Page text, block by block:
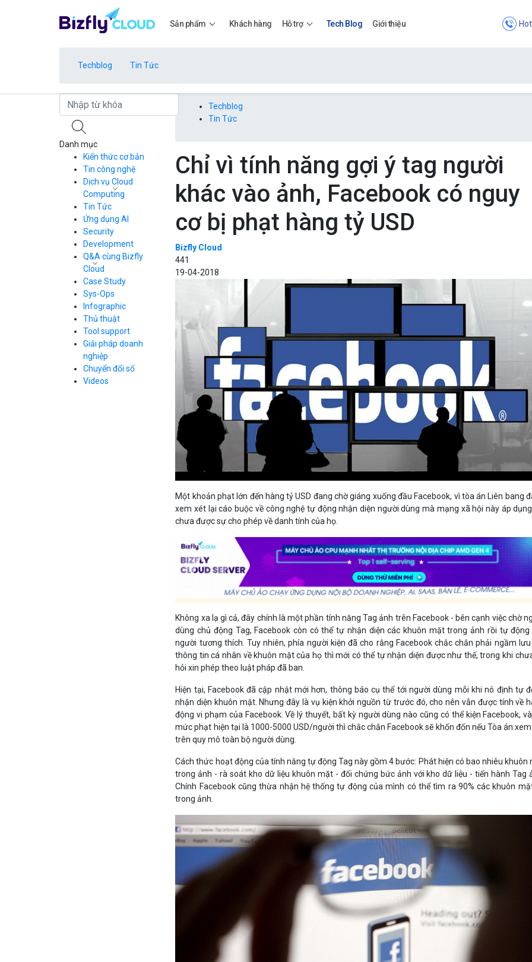
Sản phẩm
Bảng giá Apps
Bảng giá
Bảng giá Bảng giá
Bảng giá Bảng giá
Bảng giá
Bảng giá
Khách hàng Hỗ trợ Tech Blog Giới thiệu
Techblog Tin Tức
Techblog
Tin Tức
Chỉ vì tính năng gợi ý tag người
khác vào ảnh, Facebook có nguy
cơ bị phạt hàng tỷ USD
Bizfly Cloud
441
19-04-2018
Một khoản phạt lớn đến hàng tỷ USD đang chờ giáng xuống đầu Facebook, vì tòa án Liên bang
xem xét lại cáo buộc về công nghệ tự động nhận diện người dùng mà mạng xã hội này áp
chưa được sự cho phép về danh tính của họ.
Không xa lạ gì cả, đây chính là một phần tính năng Tag ảnh trên Facebook - bên cạnh việc chờ
dùng chủ động Tag, Facebook còn có thể tự nhận diện các khuôn mặt trong ảnh rồi tự
người tương thích. Tuy nhiên, phía người kiện đã cho rằng Facebook chắc chắn phải ngầm
thông tin cá nhân về khuôn mặt của họ thì mới có thể tự nhận diện được như thế, trong khi
hỏi xin phép theo luật pháp đã ban.
Hiện tại, Facebook đã cập nhật mới hơn, thông báo cụ thể tới người dùng mỗi khi nó định tự
nhận diện khuôn mặt. Nhưng đây là vụ kiện khởi nguồn từ trước đó, cho nên vẫn được tính về
động vi phạm của Facebook. Về lý thuyết, bất kỳ người dùng nào cũng có thể kiện Facebook,
mức phạt hiện tại là 1000-5000 USD/người thì chắc chắn Facebook sẽ khốn đốn nếu Tòa án
trên quy mô toàn bộ người dùng.
Cách thức hoạt động của tính năng tự động Tag này gồm 4 bước: Phát hiện có bao nhiêu khuôn
trong ảnh - rà soát kho dữ liệu khuôn mặt - đối chứng bức ảnh với kho dữ liệu - tiến hành Tag
Chính Facebook cũng thừa nhận hệ thống tự động của mình có thể tìm ra 90% các khuôn
trong ảnh.
Danh mục
Kiến thức cơ bản
Tin công nghệ
Dịch vụ Cloud
Computing
Cloud Server
CDN
Load Balancer
Auto Scaling
Container Registry
Kubernetes
Cloud Database
Call Center
Business Email
Simple Storage
VPN
Traffic Manager
Cloud VPS
Kafka
Videos
Tin Tức
Ứng dụng AI
Security
Development
Q&A cùng Bizfly
Cloud
Q&A về Bizfly
Cloud Server
Thao tác kết nối
tới server
Videos
Q&A về Bizfly
Business Email
Videos
Case Study
Sys-Ops
Infographic
Thủ thuật
Tool support
Giải pháp doanh
nghiệp
Chuyển đổi số
Videos